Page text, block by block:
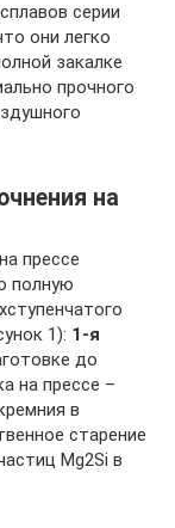
серии
они легко
закалке
прочного
на
прессе
полную
1): 1-я
до
на прессе –
в
старение
Мg2Si в